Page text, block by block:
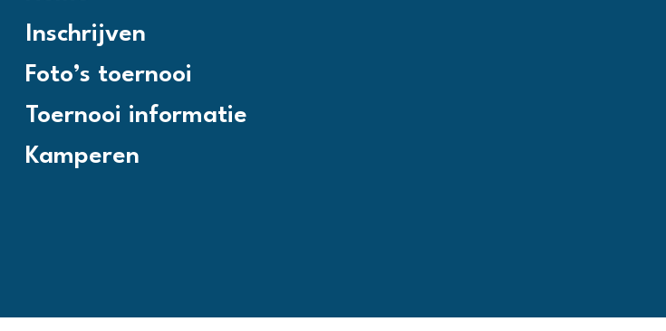
Inschrijven
Foto’s toernooi
Toernooi informatie
Kamperen